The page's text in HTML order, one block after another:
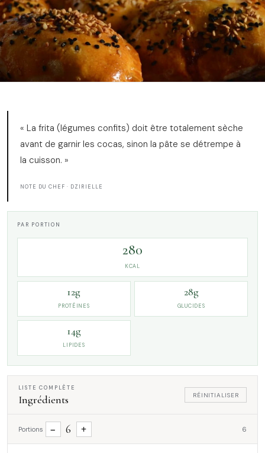
« La frita (légumes confits) doit être totalement sèche
avant de garnir les cocas, sinon la pâte se détrempe à
la cuisson. »
NOTE DU CHEF · DZIRIELLE
PAR PORTION
280
KCAL
12g
PROTÉINES
28g
GLUCIDES
14g
LIPIDES
LISTE COMPLÈTE
Ingrédients RÉINITIALISER
Portions − 6 + 6